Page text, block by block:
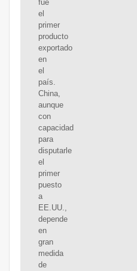
fue
el
primer
producto
exportado
en
el
país.
China,
aunque
con
capacidad
para
disputarle
el
primer
puesto
a
EE.UU.,
depende
en
gran
medida
de